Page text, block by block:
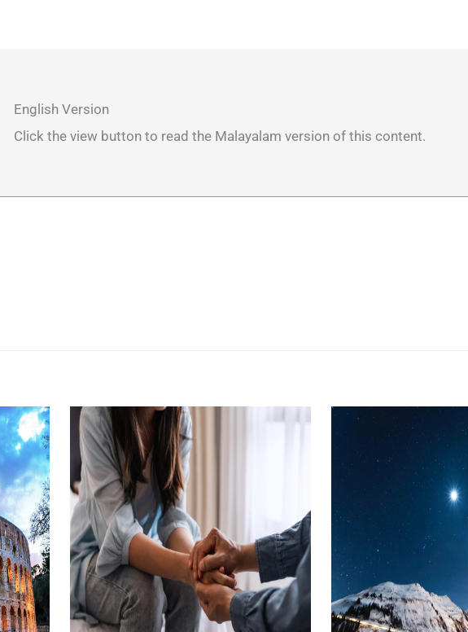
English Version
Click the view button to read the Malayalam version of this content.